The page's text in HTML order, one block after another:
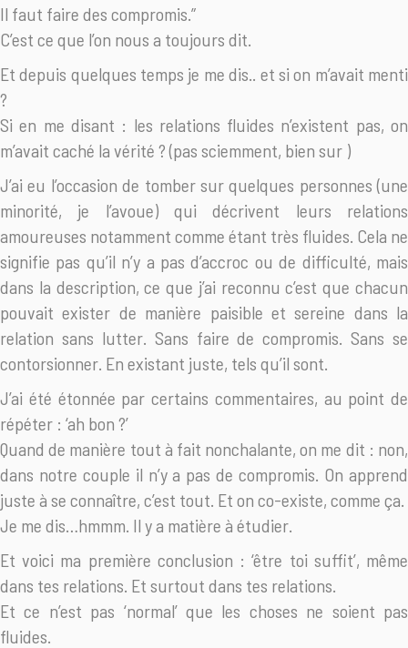
Il faut faire des compromis.”
C’est ce que l’on nous a toujours dit.
Et depuis quelques temps je me dis.. et si on m’avait menti
?
Si en me disant : les relations fluides n’existent pas, on
m’avait caché la vérité ? (pas sciemment, bien sur )
J’ai eu l’occasion de tomber sur quelques personnes (une
minorité, je l’avoue) qui décrivent leurs relations
amoureuses notamment comme étant très fluides. Cela ne
signifie pas qu’il n’y a pas d’accroc ou de difficulté, mais
dans la description, ce que j’ai reconnu c’est que chacun
pouvait exister de manière paisible et sereine dans la
relation sans lutter. Sans faire de compromis. Sans se
contorsionner. En existant juste, tels qu’il sont.
J’ai été étonnée par certains commentaires, au point de
répéter : ‘ah bon ?’
Quand de manière tout à fait nonchalante, on me dit : non,
dans notre couple il n’y a pas de compromis. On apprend
juste à se connaître, c’est tout. Et on co-existe, comme ça.
Je me dis…hmmm. Il y a matière à étudier.
Et voici ma première conclusion : ‘être toi suffit’, même
dans tes relations. Et surtout dans tes relations.
Et ce n’est pas ‘normal’ que les choses ne soient pas
fluides.